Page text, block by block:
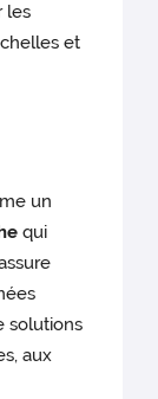
les
et
un
qui
solutions
aux